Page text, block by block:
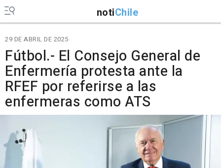
notiChile
29 DE ABRIL DE 2025
Fútbol.- El Consejo General de
Enfermería protesta ante la
RFEF por referirse a las
enfermeras como ATS